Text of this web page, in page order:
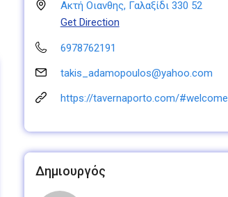
Ακτή Οιανθης, Γαλαξίδι 330 52
Get Direction
6978762191
takis_adamopoulos@yahoo.com
https://tavernaporto.com/#welcome
Δημιουργός